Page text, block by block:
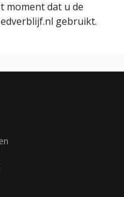
moment dat u de
gebruikt.